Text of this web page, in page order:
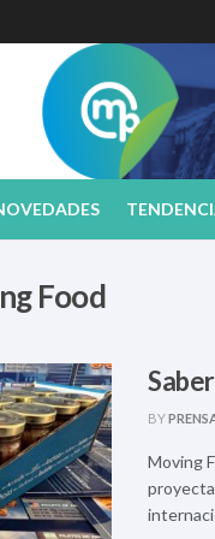
Food
BY
Moving